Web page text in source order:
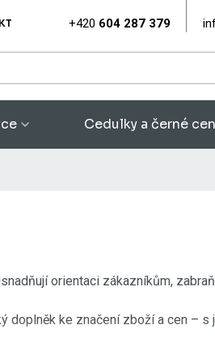
+420 604 287 379
Cedulky a černé
orientaci zákazníkům,
doplněk ke značení zboží a cen –